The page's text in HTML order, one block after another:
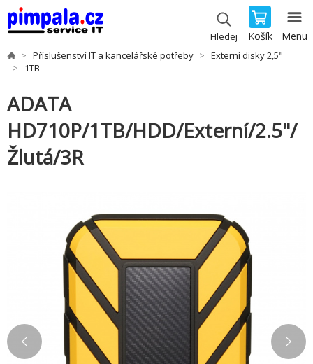
Hledej Košík Menu
Příslušenství IT a kancelářské potřeby
Externí disky 2,5"
1TB
ADATA
HD710P/1TB/HDD/Externí/2.5"/
Žlutá/3R